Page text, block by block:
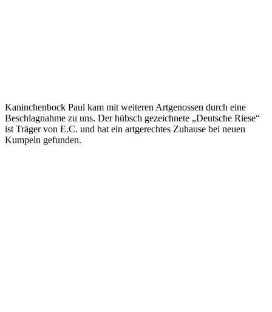
Kaninchenbock Paul kam mit weiteren Artgenossen durch eine
Beschlagnahme zu uns. Der hübsch gezeichnete „Deutsche Riese“
ist Träger von E.C. und hat ein artgerechtes Zuhause bei neuen
Kumpeln gefunden.